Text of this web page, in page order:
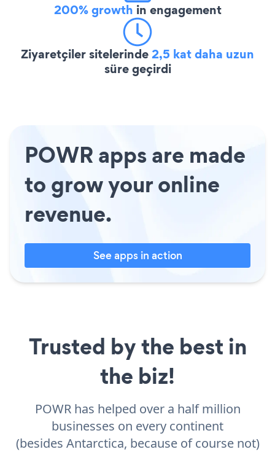
200% growth in engagement
Ziyaretçiler sitelerinde2,5 kat daha uzun
süre geçirdi
POWR apps are made
to grow your online
revenue.
See apps in action
Trusted by the best in
the biz!
POWR has helped over a half million
businesses on every continent
(besides Antarctica, because of course not)